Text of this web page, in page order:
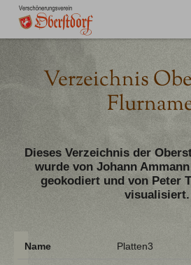
Unser Oberstdorf
Flurnamen
Literatur
Verzeichnis
Dieses Verzeichnis der
wurde von Johann
geokodiert und von Peter
visualisiert.
Name Platten3